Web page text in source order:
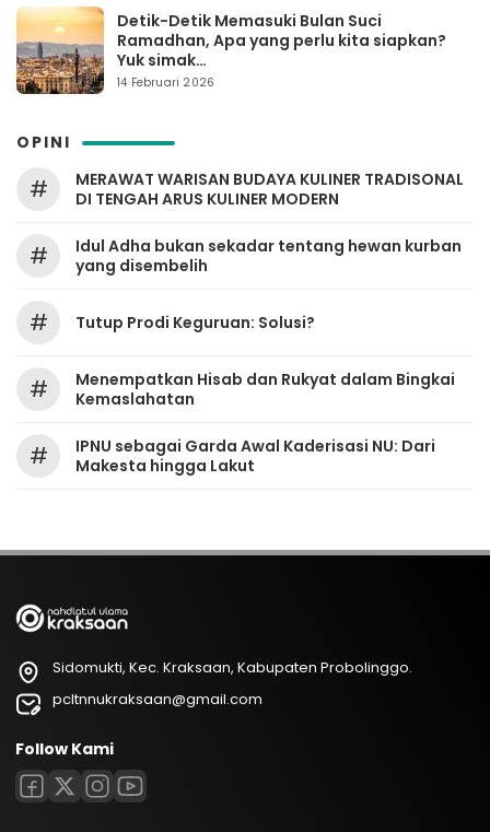
Detik-Detik Memasuki Bulan Suci
Ramadhan, Apa yang perlu kita siapkan?
Yuk simak…
14 Februari 2026
OPINI
#
MERAWAT WARISAN BUDAYA KULINER TRADISONAL
DI TENGAH ARUS KULINER MODERN
#
Idul Adha bukan sekadar tentang hewan kurban
yang disembelih
# Tutup Prodi Keguruan: Solusi?
#
Menempatkan Hisab dan Rukyat dalam Bingkai
Kemaslahatan
#
IPNU sebagai Garda Awal Kaderisasi NU: Dari
Makesta hingga Lakut
Sidomukti, Kec. Kraksaan, Kabupaten Probolinggo.
pcltnnukraksaan@gmail.com
Follow Kami